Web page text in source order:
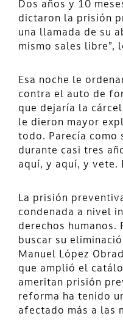
Dos años y 10
dictaron la prisión
una llamada de su
mismo sales libre”,
Esa noche le
contra el auto de
que dejaría la
le dieron mayor
todo. Parecía como
durante casi tres
aquí, y aquí, y vete.
La prisión
condenada a nivel
derechos humanos.
buscar su
Manuel López
que amplió el
ameritan prisión
reforma ha tenido
afectado más a las